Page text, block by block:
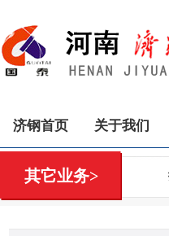
济钢首页 关于我们
其它业务>